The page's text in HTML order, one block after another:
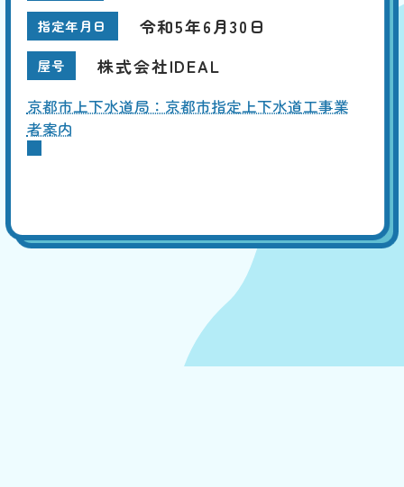
指定年月日 令和5年6月30日
屋号 株式会社IDEAL
京都市上下水道局：京都市指定上下水道工事業
者案内